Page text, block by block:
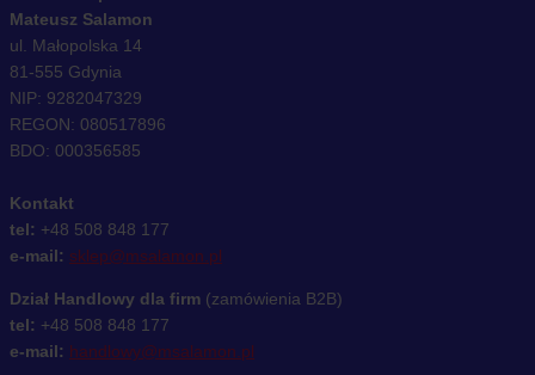
Mateusz Salamon
ul. Małopolska 14
81-555 Gdynia
NIP: 9282047329
REGON: 080517896
BDO: 000356585
Kontakt
tel: +48 508 848 177
e-mail: sklep@msalamon.pl
Dział Handlowy dla firm (zamówienia B2B)
tel: +48 508 848 177
e-mail: handlowy@msalamon.pl